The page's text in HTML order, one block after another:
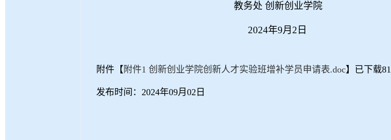
教务处 创新创业学院
2024年9月 2 日
附件【 附件1 创新创业学院创新人才实验班增补学员申请表.doc】已下载81
发布时间：2024年09月02日